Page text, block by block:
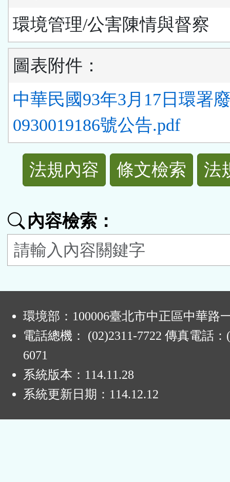
環境管理/公害陳情與督察
圖表附件：
中華民國93年3月17日環署
0930019186號公告.pdf
規
功
能
按
鈕
區
法規內容 條文檢索 法
內容檢索：
環境部：100006臺北市中正區中華路
電話總機： (02)2311-7722 傳真電話：
6071
系統版本： 114.11.28
系統更新日期： 114.12.12